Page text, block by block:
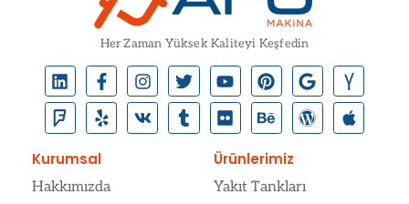
Her Zaman Yüksek Kaliteyi Keşfedin
Kurumsal
Hakkımızda
Ürünlerimiz
Yakıt Tankları